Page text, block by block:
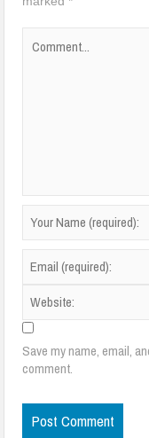
Save my name, email,
comment.